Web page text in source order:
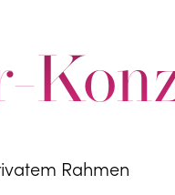
Rahmen